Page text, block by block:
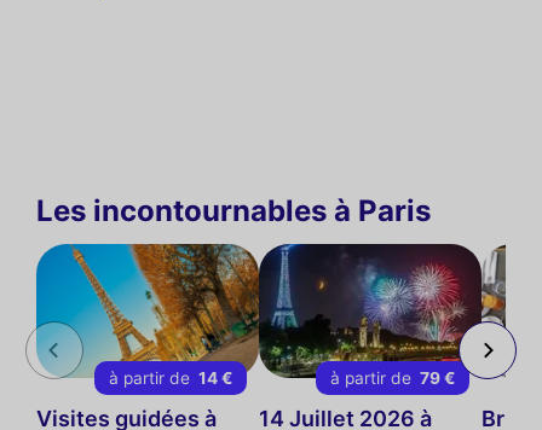
Les incontournables à Paris
à partir de 14 €
Visites guidées à
à partir de 79 €
14 Juillet 2026 à